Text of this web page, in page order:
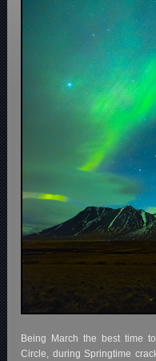
Being March the best time
Circle, during Springtime